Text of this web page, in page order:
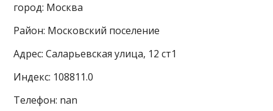
город: Москва
Район: Московский поселение
Адрес: Саларьевская улица, 12 ст1
Индекс: 108811.0
Телефон: nan